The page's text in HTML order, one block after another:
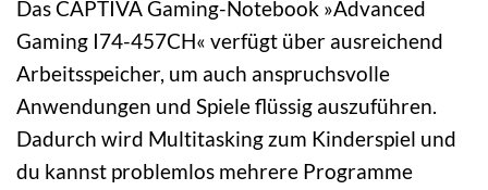
Das CAPTIVA Gaming-Notebook »Advanced
Gaming I74-457CH« verfügt über ausreichend
Arbeitsspeicher, um auch anspruchsvolle
Anwendungen und Spiele flüssig auszuführen.
Dadurch wird Multitasking zum Kinderspiel und
du kannst problemlos mehrere Programme